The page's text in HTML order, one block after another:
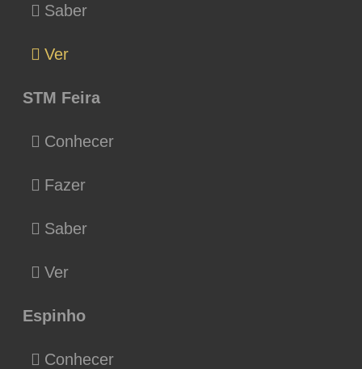
Saber
Ver
STM Feira
Conhecer
Fazer
Saber
Ver
Espinho
Conhecer